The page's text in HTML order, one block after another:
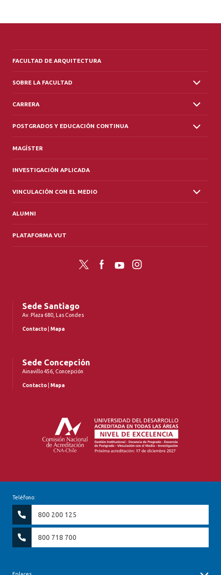
FACULTAD DE ARQUITECTURA
SOBRE LA FACULTAD
CARRERA
POSTGRADOS Y EDUCACIÓN CONTINUA
MAGÍSTER
INVESTIGACIÓN APLICADA
VINCULACIÓN CON EL MEDIO
ALUMNI
PLATAFORMA VUT
Twitter FacebookYouTubeInstagram
Sede Santiago
Av. Plaza 680, Las Condes
Contacto Mapa
Sede Concepción
Ainavillo 456, Concepción
Contacto Mapa
Teléfono:
800 200 125
800 718 700
Enlaces